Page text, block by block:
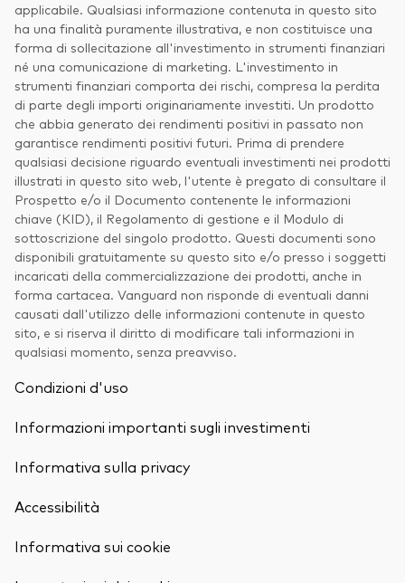
applicabile. Qualsiasi informazione contenuta in questo sito
ha una finalità puramente illustrativa, e non costituisce una
forma di sollecitazione all'investimento in strumenti finanziari
né una comunicazione di marketing. L'investimento in
strumenti finanziari comporta dei rischi, compresa la perdita
di parte degli importi originariamente investiti. Un prodotto
che abbia generato dei rendimenti positivi in passato non
garantisce rendimenti positivi futuri. Prima di prendere
qualsiasi decisione riguardo eventuali investimenti nei prodotti
illustrati in questo sito web, l'utente è pregato di consultare il
Prospetto e/o il Documento contenente le informazioni
chiave (KID), il Regolamento di gestione e il Modulo di
sottoscrizione del singolo prodotto. Questi documenti sono
disponibili gratuitamente su questo sito e/o presso i soggetti
incaricati della commercializzazione dei prodotti, anche in
forma cartacea. Vanguard non risponde di eventuali danni
causati dall'utilizzo delle informazioni contenute in questo
sito, e si riserva il diritto di modificare tali informazioni in
qualsiasi momento, senza preavviso.
Condizioni d'uso
Informazioni importanti sugli investimenti
Informativa sulla privacy
Accessibilità
Informativa sui cookie